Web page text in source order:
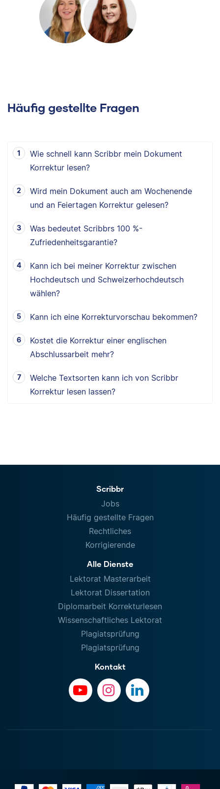
Häufig gestellte Fragen
Wie schnell kann Scribbr mein Dokument
Korrektur lesen?
Wird mein Dokument auch am Wochenende
und an Feiertagen Korrektur gelesen?
Was bedeutet Scribbrs 100 %-
Zufriedenheitsgarantie?
Kann ich bei meiner Korrektur zwischen
Hochdeutsch und Schweizerhochdeutsch
wählen?
Kann ich eine Korrekturvorschau bekommen?
Kostet die Korrektur einer englischen
Abschlussarbeit mehr?
Welche Textsorten kann ich von Scribbr
Korrektur lesen lassen?
Scribbr
Jobs
Häufig gestellte Fragen
Rechtliches
Korrigierende
Alle Dienste
Lektorat Masterarbeit
Lektorat Dissertation
Diplomarbeit Korrekturlesen
Wissenschaftliches Lektorat
Plagiatsprüfung
Plagiatsprüfung
Kontakt